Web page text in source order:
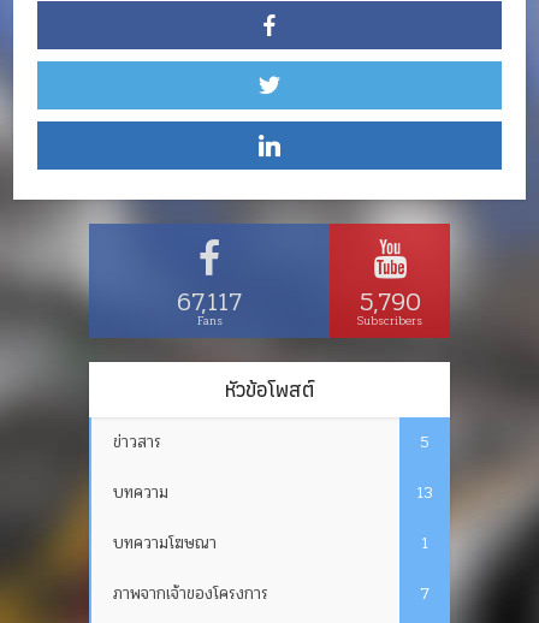
67,117
Fans 5,790
Subscribers
หัวข้อโพสต์
ข่าวสาร
5
บทความ
13
บทความโฆษณา
1
ภาพจากเจ้าของโครงการ
7